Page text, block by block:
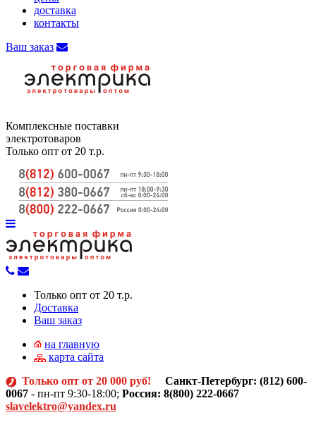
доставка
контакты
Ваш заказ
Комплексные поставки
электротоваров
Только опт от 20 т.р.
Только опт от 20 т.р.
Доставка
Ваш заказ
на главную
карта сайта
Только опт от 20 000 руб! Санкт-Петербург: (812) 600-
0067 - пн-пт 9:30-18:00; Россия: 8(800) 222-0667
slavelektro@yandex.ru